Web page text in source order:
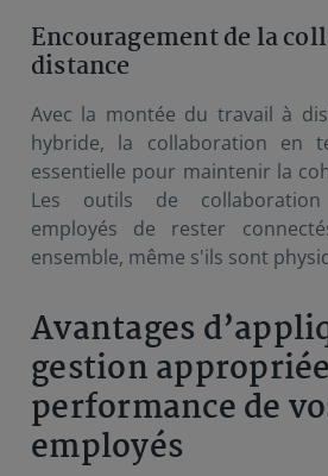
Encouragement de la
distance
Avec la montée du travail à
hybride, la collaboration en
essentielle pour maintenir la
Les outils de
employés de rester
ensemble, même s'ils sont
Avantages
gestion
performance de
employés